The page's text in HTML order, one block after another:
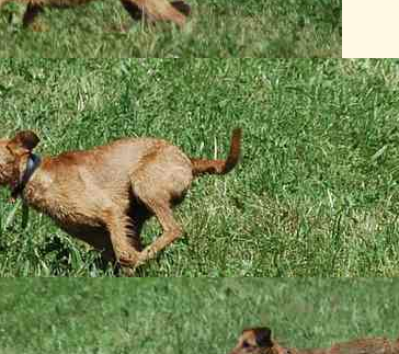
D-Wurf Welpentagebuch
15.01.2017Mittlerweile sind unsere
terrierbegeisterten Familien
Wie immer ist diese Zeit mit Glück
Zuhause tragen; Trauer, welche
wünschen Darling / Finya, Dio /
Dyvke wird bei uns bleiben - Ronja
Der Abschied
Das sind wir Die Zucht